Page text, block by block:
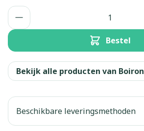
Aantal
Bestel
Bekijk alle producten van Boiron
Beschikbare leveringsmethoden